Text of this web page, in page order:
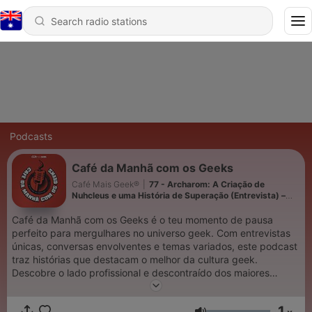
Podcasts
Café da Manhã com os Geeks
Café Mais Geek®
77 - Archarom: A Criação de
Nuhcleus e uma História de Superação (Entrevista) –
Café da Manhã com os Geeks é o teu momento de pausa
perfeito para mergulhares no universo geek. Com entrevistas
únicas, conversas envolventes e temas variados, este podcast
traz histórias que destacam o melhor da cultura geek.
Descobre o lado profissional e descontraído dos maiores
eventos em "Conversas Geeks", explora videojogos